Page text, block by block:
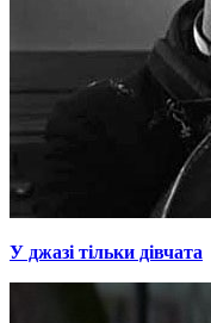
У джазі тільки дівчата